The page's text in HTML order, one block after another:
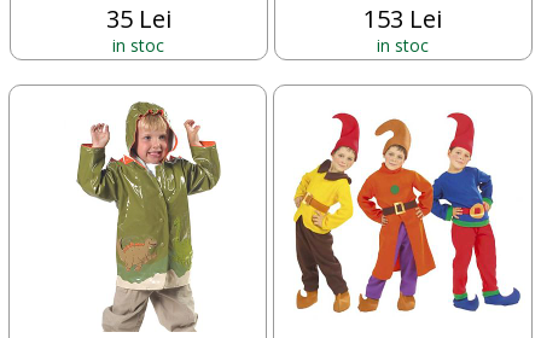
35 Lei
in stoc
153 Lei
in stoc